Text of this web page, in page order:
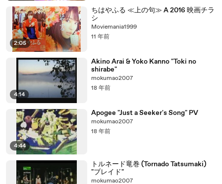
2:05
ちはやふる ≪上の句≫ A 2016 映画チラ
シ
Moviemania1999
11 年前
4:14
Akino Arai & Yoko Kanno "Toki no
shirabe"
mokumao2007
18 年前
4:44
Apogee "Just a Seeker's Song" PV
mokumao2007
18 年前
トルネード竜巻 (Tornado Tatsumaki)
"ブレイド"
mokumao2007